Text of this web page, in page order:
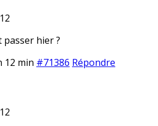
passer hier ?
12 min #71386 Répondre